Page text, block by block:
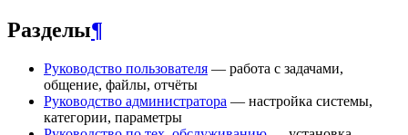
Разделы¶
Руководство пользователя — работа с задачами,
общение, файлы, отчёты
Руководство администратора — настройка системы,
категории, параметры